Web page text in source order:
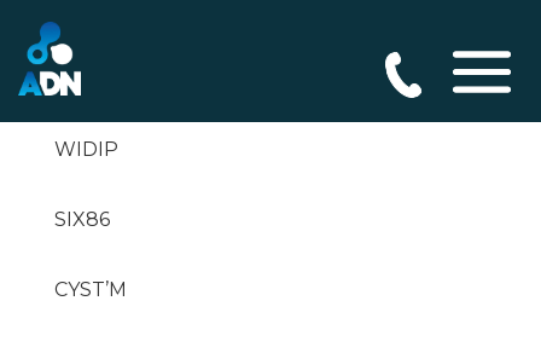
IT CONTACT
WIDIP
SIX86
CYST’M